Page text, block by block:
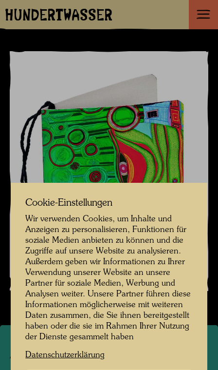
HUNDERTWASSER
APA 105
Cookie-Einstellungen
Wir verwenden Cookies, um Inhalte und
Anzeigen zu personalisieren, Funktionen für
soziale Medien anbieten zu können und die
Zugriffe auf unsere Website zu analysieren.
Außerdem geben wir Informationen zu Ihrer
Verwendung unserer Website an unsere
Partner für soziale Medien, Werbung und
Analysen weiter. Unsere Partner führen diese
Informationen möglicherweise mit weiteren
Daten zusammen, die Sie ihnen bereitgestellt
haben oder die sie im Rahmen Ihrer Nutzung
der Dienste gesammelt haben
Datenschutzerklärung